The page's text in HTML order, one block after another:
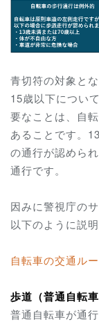
青切符の対象と
15歳以下につい
要なことは、自
あることです。
の通行が認めら
通行です。
因みに警視庁の
以下のように説
自転車の交通ル
歩道（普通自転
普通自転車が通